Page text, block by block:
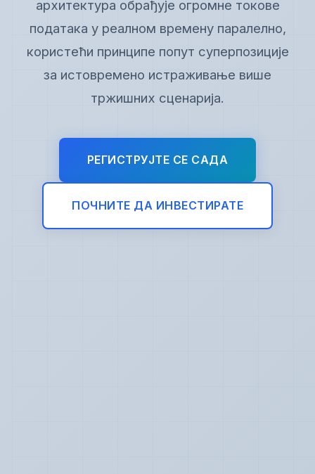
архитектура обрађује огромне токове
података у реалном времену паралелно,
користећи принципе попут суперпозиције
за истовремено истраживање више
тржишних сценарија.
РЕГИСТРУЈТЕ СЕ САДА
ПОЧНИТЕ ДА ИНВЕСТИРАТЕ